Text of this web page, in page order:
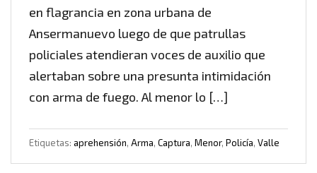
en flagrancia en zona urbana de
Ansermanuevo luego de que patrullas
policiales atendieran voces de auxilio que
alertaban sobre una presunta intimidación
con arma de fuego. Al menor lo […]
Etiquetas: aprehensión, Arma, Captura, Menor, Policía, Valle